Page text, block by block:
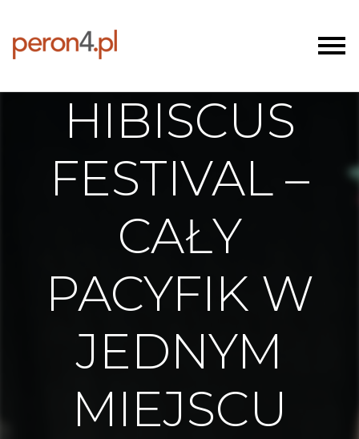
HIBISCUS
FESTIVAL –
CAŁY
PACYFIK W
JEDNYM
MIEJSCU